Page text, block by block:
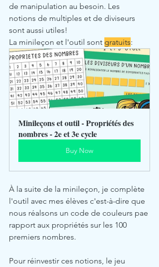
de manipulation au besoin. Les
notions de multiples et de diviseurs
sont aussi utiles!
La minileçon et l'outil sont gratuits:
Minileçons et outil - Propriétés des
nombres - 2e et 3e cycle
Buy Now
À la suite de la minileçon, je complète
l'outil avec mes élèves c'est-à-dire que
nous réalsons un code de couleurs pae
rapport aux propriétés sur les 100
premiers nombres.
Pour réinvestir ces notions, le jeu